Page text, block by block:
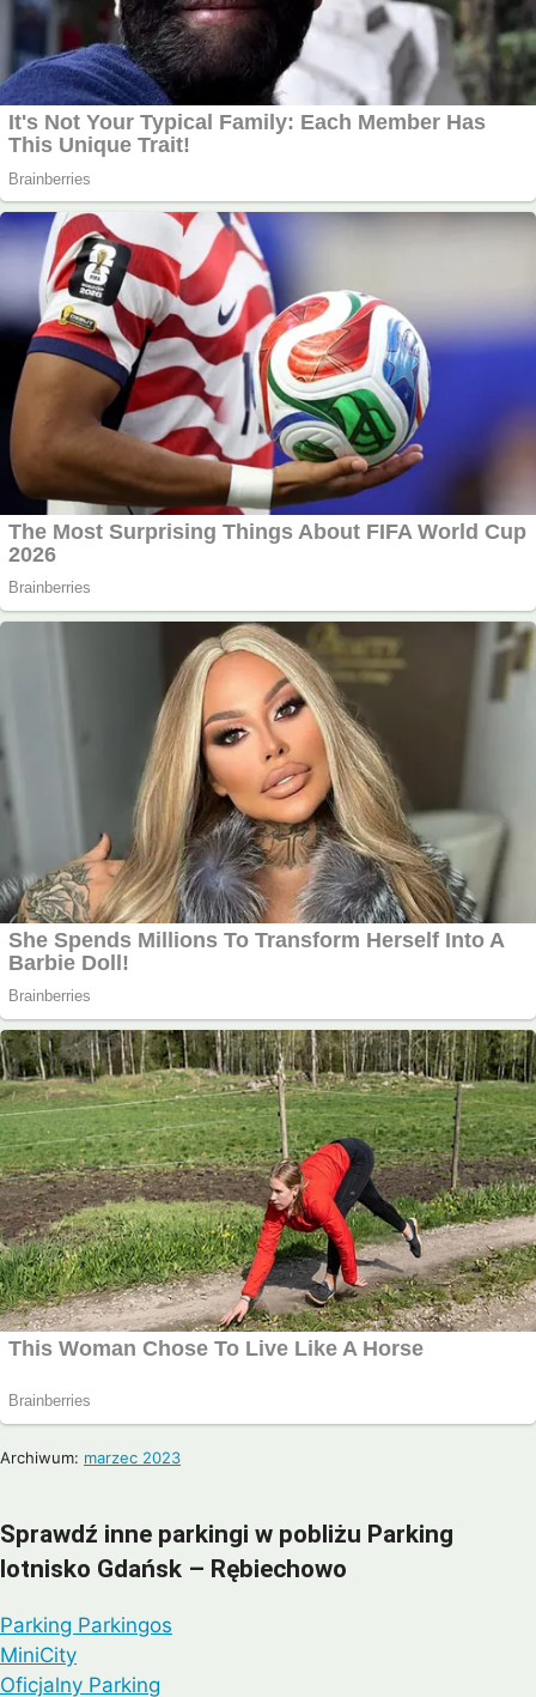
Archiwum: marzec 2023
Sprawdź inne parkingi w pobliżu Parking
lotnisko Gdańsk – Rębiechowo
Parking Parkingos
MiniCity
Oficjalny Parking